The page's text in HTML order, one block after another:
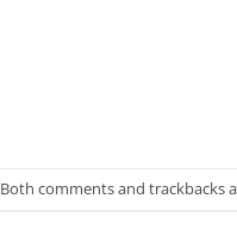
Both comments and trackbacks